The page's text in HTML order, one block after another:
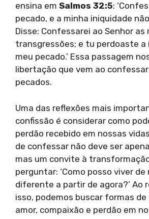
ensina em Salmos 32:5:
pecado, e a minha iniquidade
Disse: Confessarei ao Senhor as
transgressões; e tu perdoaste a
meu pecado.’ Essa passagem
libertação que vem ao
pecados.
Uma das reflexões mais
confissão é considerar como
perdão recebido em nossas
de confessar não deve ser
mas um convite à
perguntar: ‘Como posso viver de
diferente a partir de agora?’ Ao
isso, podemos buscar formas de
amor, compaixão e perdão em